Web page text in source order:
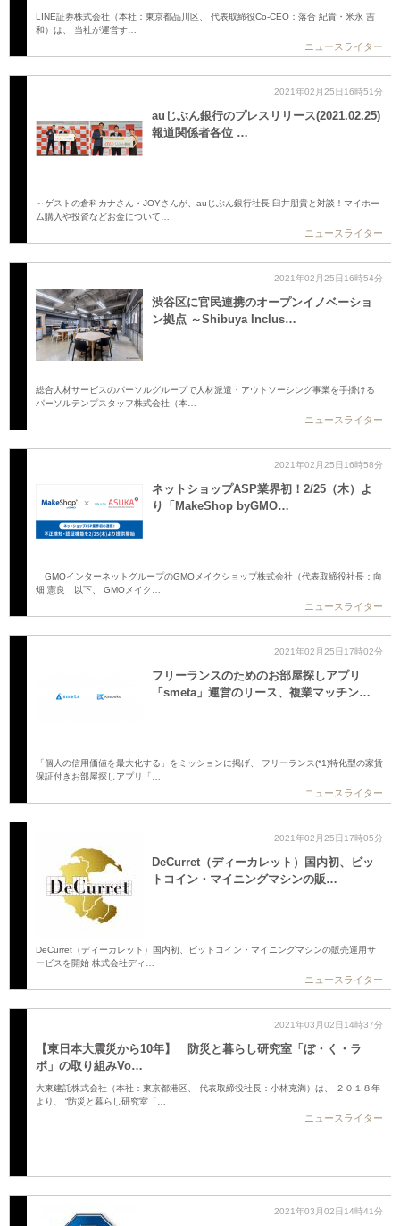
LINE証券株式会社（本社：東京都品川区、 代表取締役Co-CEO：落合 紀貴・米永 吉
和）は、 当社が運営す…
ニュースライター
2021年02月25日16時51分
auじぶん銀行のプレスリリース(2021.02.25)
報道関係者各位 …
～ゲストの倉科カナさん・JOYさんが、auじぶん銀行社長 臼井朋貴と対談！マイホー
ム購入や投資などお金について…
ニュースライター
2021年02月25日16時54分
渋谷区に官民連携のオープンイノベーショ
ン拠点 ～Shibuya Inclus…
総合人材サービスのパーソルグループで人材派遣・アウトソーシング事業を手掛ける
パーソルテンプスタッフ株式会社（本…
ニュースライター
2021年02月25日16時58分
ネットショップASP業界初！2/25（木）よ
り「MakeShop byGMO…
GMOインターネットグループのGMOメイクショップ株式会社（代表取締役社長：向
畑 憲良 以下、 GMOメイク…
ニュースライター
2021年02月25日17時02分
フリーランスのためのお部屋探しアプリ
「smeta」運営のリース、複業マッチン…
「個人の信用価値を最大化する」をミッションに掲げ、 フリーランス(*1)特化型の家賃
保証付きお部屋探しアプリ「…
ニュースライター
2021年02月25日17時05分
DeCurret（ディーカレット）国内初、ビッ
トコイン・マイニングマシンの販…
DeCurret（ディーカレット）国内初、ビットコイン・マイニングマシンの販売運用サ
ービスを開始 株式会社ディ…
ニュースライター
2021年03月02日14時37分
【東日本大震災から10年】 防災と暮らし研究室「ぼ・く・ラ
ボ」の取り組みVo…
大東建託株式会社（本社：東京都港区、 代表取締役社長：小林克満）は、 ２０１８年
より、 “防災と暮らし研究室「…
ニュースライター
2021年03月02日14時41分